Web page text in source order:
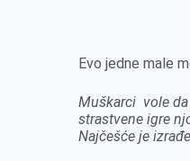
nA
p
Evo jedne male
Muškarci vole da
strastvene igre
Najčešće je